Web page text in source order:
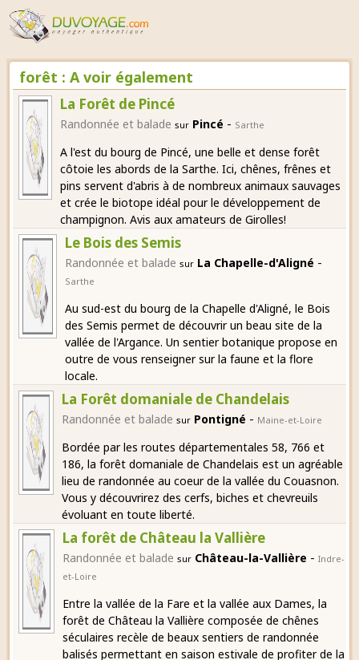
forêt : A voir également
La Forêt de Pincé
Randonnée et balade sur Pincé - Sarthe
A l'est du bourg de Pincé, une belle et dense forêt
côtoie les abords de la Sarthe. Ici, chênes, frênes et
pins servent d'abris à de nombreux animaux sauvages
et crée le biotope idéal pour le développement de
champignon. Avis aux amateurs de Girolles!
Le Bois des Semis
Randonnée et balade sur La Chapelle-d'Aligné -
Sarthe
Au sud-est du bourg de la Chapelle d'Aligné, le Bois
des Semis permet de découvrir un beau site de la
vallée de l'Argance. Un sentier botanique propose en
outre de vous renseigner sur la faune et la flore
locale.
La Forêt domaniale de Chandelais
Randonnée et balade sur Pontigné - Maine-et-Loire
Bordée par les routes départementales 58, 766 et
186, la forêt domaniale de Chandelais est un agréable
lieu de randonnée au coeur de la vallée du Couasnon.
Vous y découvrirez des cerfs, biches et chevreuils
évoluant en toute liberté.
La forêt de Château la Vallière
Randonnée et balade sur Château-la-Vallière - Indre-
et-Loire
Entre la vallée de la Fare et la vallée aux Dames, la
forêt de Château la Vallière composée de chênes
séculaires recèle de beaux sentiers de randonnée
balisés permettant en saison estivale de profiter de la